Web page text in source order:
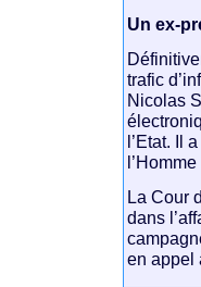
Un ex-
trafic
Nicolas
l’Etat. Il
La Cour
dans
en appel